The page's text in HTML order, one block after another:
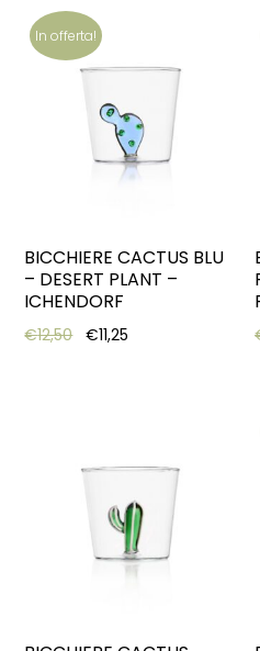
In offerta!
BICCHIERE CACTUS BLU
– DESERT PLANT –
ICHENDORF
€12,50 Original price was:
€11,25 Current price is: